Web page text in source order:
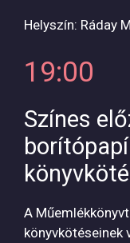
Helyszín: Ráday
19:00
Színes
A
könyvkötéseinek